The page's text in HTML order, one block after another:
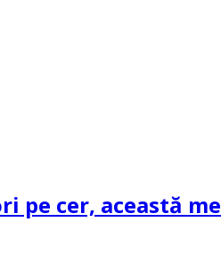
pe cer, această